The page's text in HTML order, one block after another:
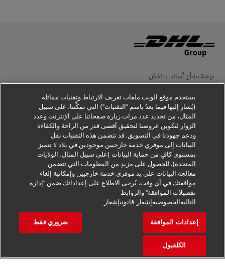
توعية بشأن أساليب الغش
إخطار قانوني
شروط الاستخدام
إخطار الخصوصية
معلومات إضافية
إعدادات ملفات تعريف الارتباط
2026 © - جميع الحقوق محفوظة
يستخدم موقع الويب ملفات تعريف الارتباط وتقنيات مماثلة
(يُشار إليها فيما بعدُ باسم "التقنيات") التي تمكِّننا، على سبيل
المثال، من تحديد عدد مرات زيارة صفحاتنا على الإنترنت وعدد
الزوار لتكوين عروضنا لتحقيق أقصى قدر من الراحة والكفاءة
ودعم جهودنا في التسويق. قد تتضمن هذه التقنيات نقل
البيانات إلى موفري خدمة خارجيين موجودين في بلاد لا تتميز
بمستوى كافٍ من حماية البيانات (على سبيل المثال، الولايات
المتحدة). للحصول على مزيدٍ من المعلومات التي تتضمن
معالجة البيانات على يد موفري خدمة خارجيين وإمكانية إلغاء
موافقتك في أي وقت، يُرجى الاطلاع على إعداداتك ضمن "إدارة
تفضيلات الموافقة" والروابط
التالية الخصوصيةإشعار قانونيإشعار
إعدادات الموافقة ضروري فقط
الكلقبول